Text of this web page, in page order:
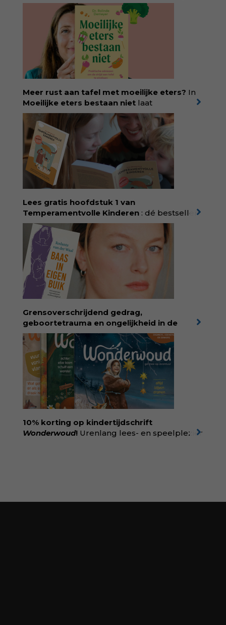
Meer rust aan tafel met moeilijke eters? In
Moeilijke eters bestaan niet laat
kinderdiëtist en lactatiekundigeRolinde
Demeyer
zien wat er schuilgaat achter
eetgedrag dat ouders zorgen baart. Met
aandacht voor ontwikkeling,
neurodivergentie en medische oorzaken
helpt ze hardnekkige misverstanden los te
laten en maakt ze van eten weer een
moment van verbinding. Bestel via je lokale
boekhandel! Lees meer over Rolinde via
kiind.nl/rolinde
Lees gratis hoofdstuk 1 van
Temperamentvolle Kinderen : dé bestseller
van pedagoog Eva Bronsveld. In het boek
Temperamentvolle kinderen vind je 25 jaar
aan kennis en ervaring. Met ruim 50.000
verkochte exemplaren met recht een
bestseller, waarmee Eva veel gezinnen heeft
kunnen helpen. Ze schrijft met een
liefdevolle kijk op kinderen en veel begrip
voor ouders. Download het hoofdstuk gratis
via:
evabronsveld.plugandpay.nl/r?
id=ZcYxEBJH
Grensoverschrijdend gedrag,
geboortetrauma en ongelijkheid in de
geboortezorg:in Baas in eigen buik verbindt
filosoof en vroedvrouw Rodante van der Waal
persoonlijke ervaringen aan structureel
onrecht en introduceert ze reproductieve
rechtvaardigheid als een collectieve, radicale
praktijk van zorg. Voor iedereen die wil
begrijpen wat er speelt rond vruchtbaarheid
en geboorte. Koop het boek via
singeluitgeverijen.nl/nijgh-van-
ditmar/boek/baas-in-eigen-buik
10% korting op kindertijdschrift
Wonderwoud! Urenlang lees- en speelplezier